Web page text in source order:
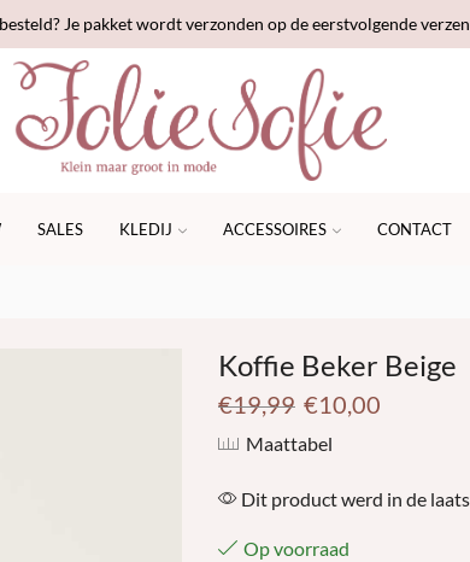
Je pakket wordt verzonden op de eerstvolgende
SALES KLEDIJ ACCESSOIRES CONTACT
Koffie Beker Beige
€19,99 €10,00
Maattabel
Dit product werd in de
Op voorraad